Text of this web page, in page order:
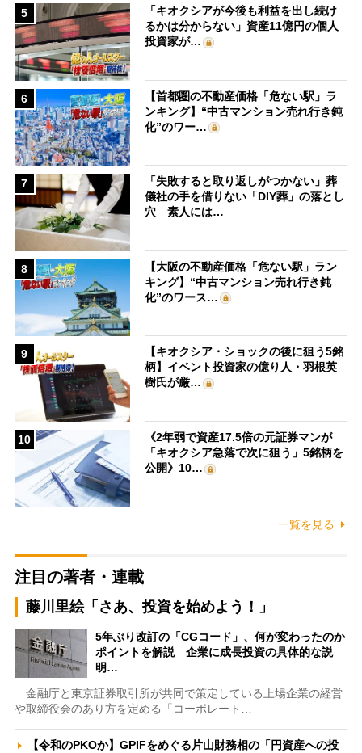
5
「キオクシアが今後も利益を出し続け
るかは分からない」資産11億円の個人
投資家が…
6
【首都圏の不動産価格「危ない駅」ラ
ンキング】“中古マンション売れ行き鈍
化”のワー…
7
「失敗すると取り返しがつかない」葬
儀社の手を借りない「DIY葬」の落とし
穴 素人には…
8
【大阪の不動産価格「危ない駅」ラン
キング】“中古マンション売れ行き鈍
化”のワース…
9
【キオクシア・ショックの後に狙う5銘
柄】イベント投資家の億り人・羽根英
樹氏が厳…
10
《2年弱で資産17.5倍の元証券マンが
「キオクシア急落で次に狙う」5銘柄を
公開》10…
一覧を見る
注目の著者・連載
藤川里絵「さあ、投資を始めよう！」
5年ぶり改訂の「CGコード」、何が変わったのか
ポイントを解説 企業に成長投資の具体的な説
明…
金融庁と東京証券取引所が共同で策定している上場企業の経営
や取締役会のあり方を定める「コーポレート…
【令和のPKOか】GPIFをめぐる片山財務相の「円資産への投